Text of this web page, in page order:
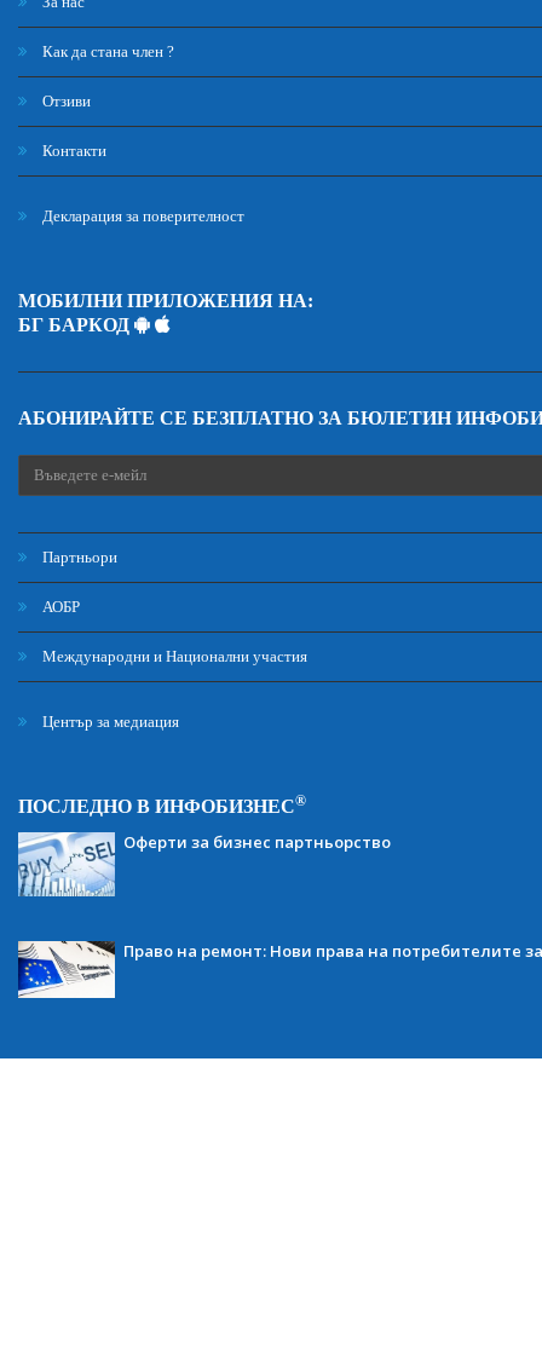
Как да стана член ?
Отзиви
Контакти
Декларация за поверителност
МОБИЛНИ ПРИЛОЖЕНИЯ НА:
БГ БАРКОД
АБОНИРАЙТЕ СЕ БЕЗПЛАТНО ЗА БЮЛЕТИН
Партньори
АОБР
Международни и Национални участия
Център за медиация
ПОСЛЕДНО В ИНФОБИЗНЕС®
Оферти за бизнес партньорство
Право на ремонт: Нови права на потребителите